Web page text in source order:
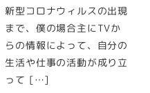
新型コロナウィルスの出現
まで、僕の場合主にTVか
らの情報によって、自分の
生活や仕事の活動が成り立
って […]